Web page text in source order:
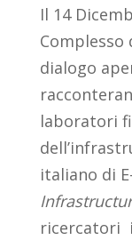
Il 14
Complesso
dialogo
laboratori
italiano di
ricercatori